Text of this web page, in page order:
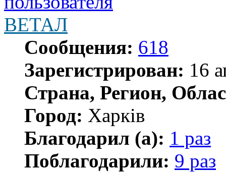
ВЕТАЛ
Сообщения: 618
Зарегистрирован: 16
Страна, Регион,
Город: Харків
Благодарил (а): 1 раз
Поблагодарили: 9 раз